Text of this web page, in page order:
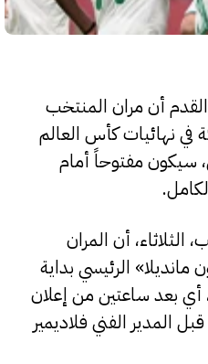
القدم أن مران المنتخب
في نهائيات كأس العالم
سيكون مفتوحاً أمام
أن المران
الرئيسي بداية
بعد ساعتين من إعلان
المدير الفني فلاديمير